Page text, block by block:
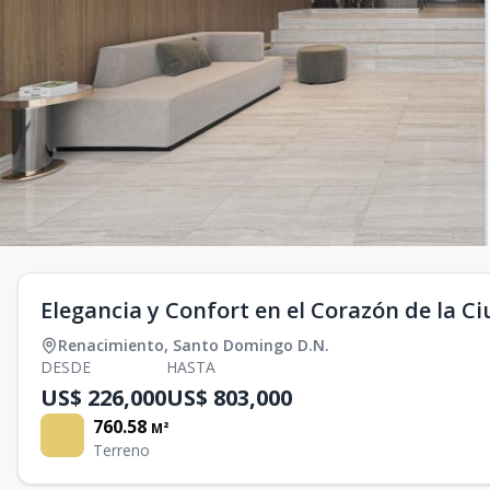
Elegancia y Confort en el Corazón de la
Renacimiento, Santo Domingo D.N.
DESDE
US$ 226,000
HASTA
US$ 803,000
760.58 M²
Terreno